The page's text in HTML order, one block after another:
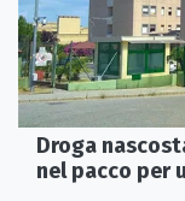
Droga
nel pacco per